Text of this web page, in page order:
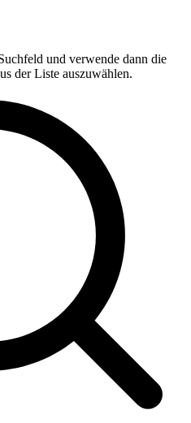
und verwende dann die
der Liste auszuwählen.